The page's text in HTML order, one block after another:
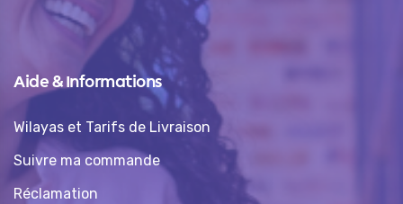
Aide & Informations
Wilayas et Tarifs de Livraison
Suivre ma commande
Réclamation